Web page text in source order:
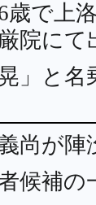
歳で上
厳院にて
」と名
尚が陣
候補の